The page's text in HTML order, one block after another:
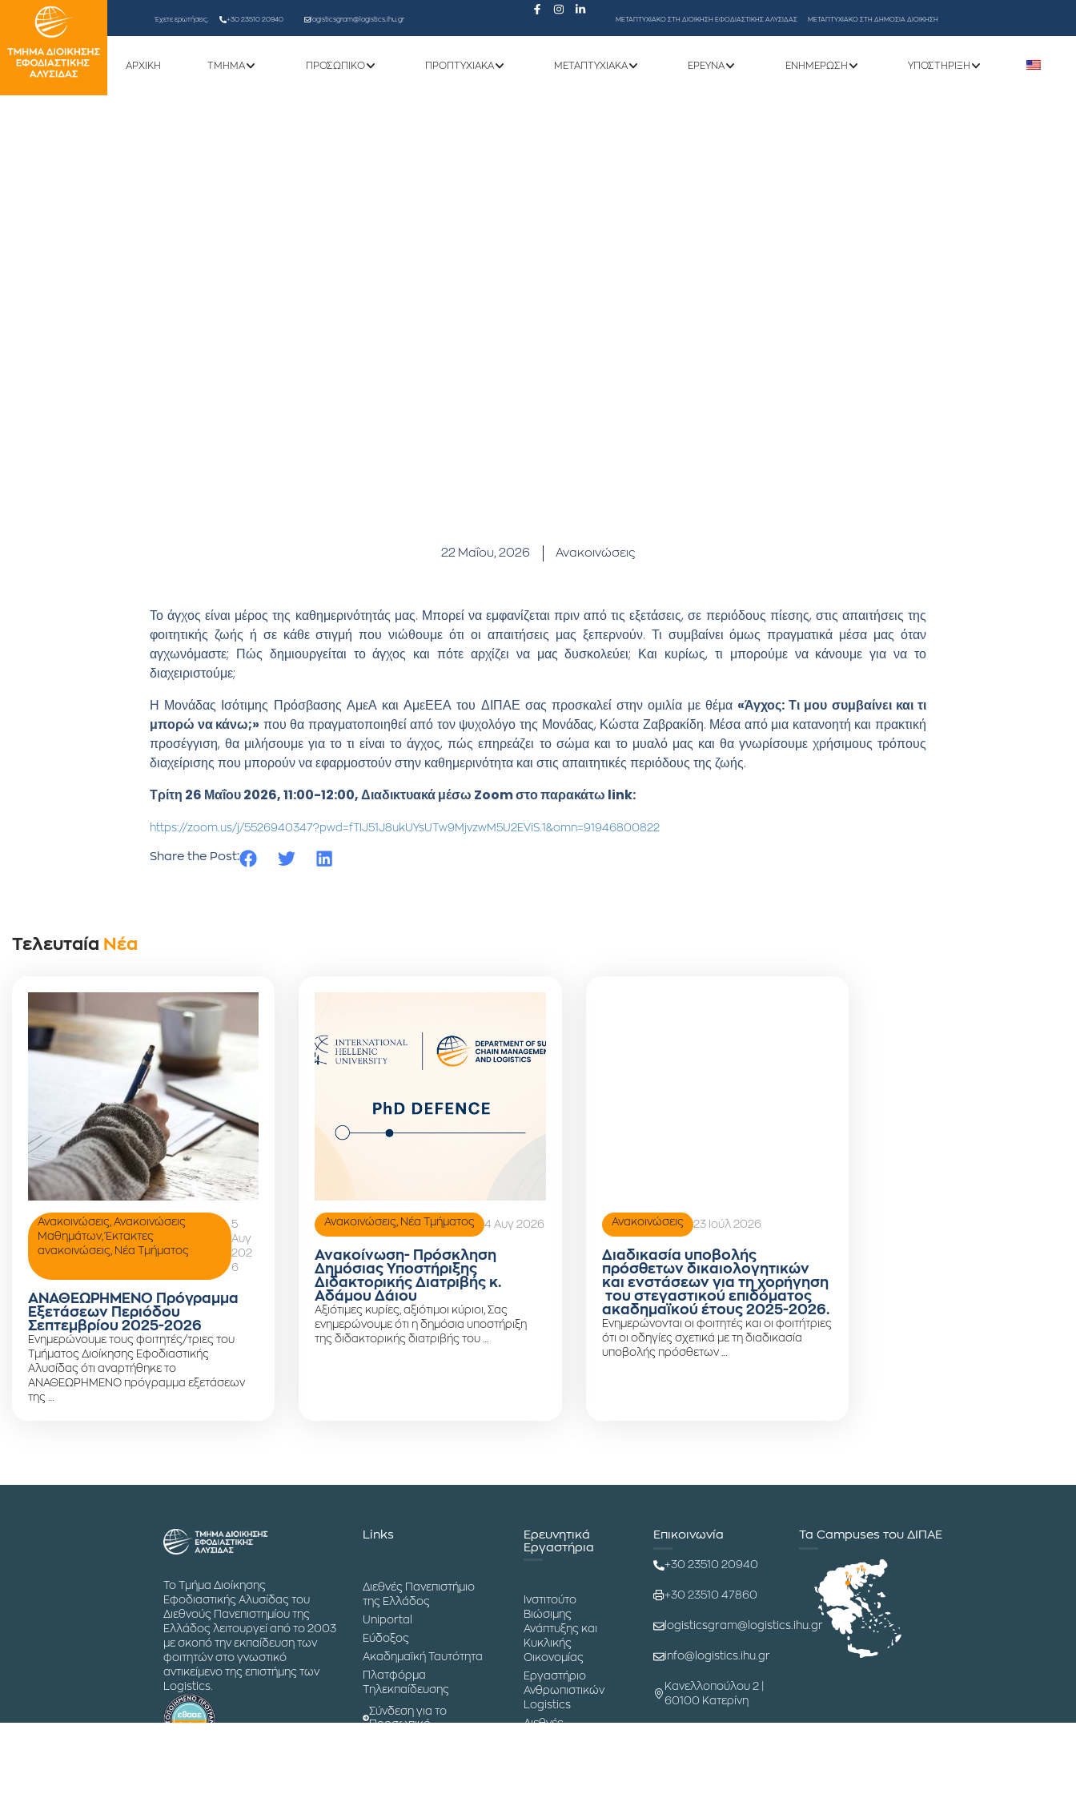
Έχετε ερωτήσεις; +30 23510 20940 logisticsgram@logistics.ihu.gr ΜΕΤΑΠΤΥΧΙΑΚΟ ΣΤΗ ΔΙΟΙΚΗΣΗ ΕΦΟΔΙΑΣΤΙΚΗΣ ΑΛΥΣΙΔΑΣ ΜΕΤΑΠΤΥΧΙΑΚΟ ΣΤΗ ΔΗΜΟΣΙΑ ΔΙΟΙΚΗΣΗ
ΑΡΧΙΚΗ ΤΜΗΜΑ ΠΡΟΣΩΠΙΚΌ ΠΡΟΠΤΥΧΙΑΚΆ ΜΕΤΑΠΤΥΧΙΑΚΆ ΕΡΕΥΝΑ ΕΝΗΜΈΡΩΣΗ ΥΠΟΣΤΉΡΙΞΗ
22 Μαΐου, 2026 Ανακοινώσεις
Το άγχος είναι μέρος της καθημερινότητάς μας. Μπορεί να εμφανίζεται πριν από τις εξετάσεις, σε περιόδους πίεσης, στις απαιτήσεις της
φοιτητικής ζωής ή σε κάθε στιγμή που νιώθουμε ότι οι απαιτήσεις μας ξεπερνούν. Τι συμβαίνει όμως πραγματικά μέσα μας όταν
αγχωνόμαστε; Πώς δημιουργείται το άγχος και πότε αρχίζει να μας δυσκολεύει; Και κυρίως, τι μπορούμε να κάνουμε για να το
διαχειριστούμε;
Η Μονάδας Ισότιμης Πρόσβασης ΑμεΑ και ΑμεΕΕΑ του ΔΙΠΑΕ σας προσκαλεί στην ομιλία με θέμα «Άγχος: Τι μου συμβαίνει και τι
μπορώ να κάνω;» που θα πραγματοποιηθεί από τον ψυχολόγο της Μονάδας, Κώστα Ζαβρακίδη. Μέσα από μια κατανοητή και πρακτική
προσέγγιση, θα μιλήσουμε για το τι είναι το άγχος, πώς επηρεάζει το σώμα και το μυαλό μας και θα γνωρίσουμε χρήσιμους τρόπους
διαχείρισης που μπορούν να εφαρμοστούν στην καθημερινότητα και στις απαιτητικές περιόδους της ζωής.
Τρίτη 26 Μαΐου 2026, 11:00-12:00, Διαδικτυακά μέσω Zoom στο παρακάτω link:
https://zoom.us/j/5526940347?pwd=fTIJ51J8ukUYsUTw9MjvzwM5U2EViS.1&omn=91946800822
Share the Post:
Τελευταία Νέα
Ανακοινώσεις Ανακοινώσεις
Μαθημάτων,Έκτακτες
ανακοινώσεις
Νέα Τμήματος
5
Αυγ
202
6
ΑΝΑΘΕΩΡΗΜΕΝΟ Πρόγραμμα
Εξετάσεων Περιόδου
Σεπτεμβρίου 2025-2026
Ενημερώνουμε τους φοιτητές/τριες του
Τμήματος Διοίκησης Εφοδιαστικής
Αλυσίδας ότι αναρτήθηκε το
ΑΝΑΘΕΩΡΗΜΕΝΟ πρόγραμμα εξετάσεων
της …
Ανακοινώσεις Νέα Τμήματος 4 Αυγ 2026
Ανακοίνωση- Πρόσκληση
Δημόσιας Υποστήριξης
Διδακτορικής Διατριβής κ.
Αδάμου Δάιου
Αξιότιμες κυρίες, αξιότιμοι κύριοι, Σας
ενημερώνουμε ότι η δημόσια υποστήριξη
της διδακτορικής διατριβής του …
Ανακοινώσεις 23 Ιούλ 2026
Διαδικασία υποβολής
πρόσθετων δικαιολογητικών
και ενστάσεων για τη χορήγηση
του στεγαστικού επιδόματος
ακαδημαϊκού έτους 2025-2026.
Ενημερώνονται οι φοιτητές και οι φοιτήτριες
ότι οι οδηγίες σχετικά με τη διαδικασία
υποβολής πρόσθετων …
Το Τμήμα Διοίκησης
Εφοδιαστικής Αλυσίδας του
Διεθνούς Πανεπιστημίου της
Ελλάδος λειτουργεί από το 2003
με σκοπό την εκπαίδευση των
φοιτητών στο γνωστικό
αντικείμενο της επιστήμης των
Logistics.
Links
Διεθνές Πανεπιστήμιο
της Ελλάδος
Uniportal
Εύδοξος
Ακαδημαϊκή Ταυτότητα
Πλατφόρμα
Τηλεκπαίδευσης
Σύνδεση για το
Προσωπικό
Ερευνητικά
Εργαστήρια
Ινστιτούτο
Βιώσιμης
Ανάπτυξης και
Κυκλικής
Οικονομίας
Εργαστήριο
Ανθρωπιστικών
Logistics
Διεθνές
Επικοινωνία
+30 23510 20940
+30 23510 47860
logisticsgram@logistics.ihu.gr
info@logistics.ihu.gr
Κανελλοπούλου 2 |
60100 Κατερίνη
Τα Campuses του ΔΙΠΑΕ